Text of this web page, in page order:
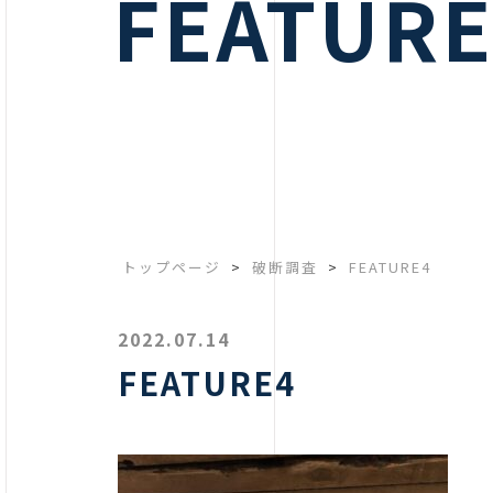
トップページ > 破断調査 > FEATURE4
2022.07.14
FEATURE4